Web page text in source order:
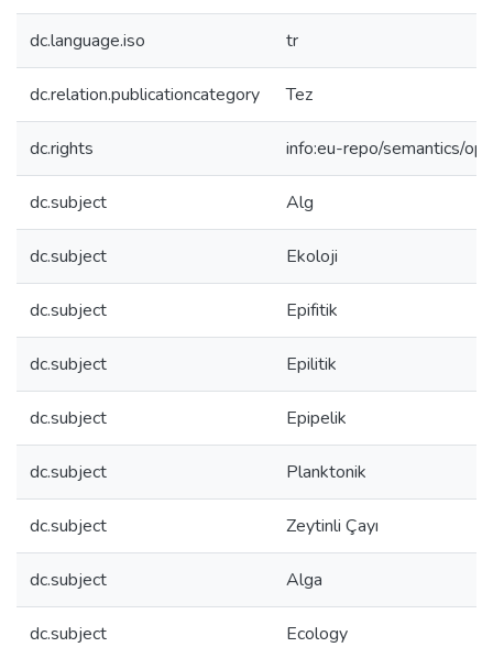
dc.language.iso tr
dc.relation.publicationcategory Tez
dc.rights info:eu-repo/semantics/
dc.subject Alg
dc.subject Ekoloji
dc.subject Epifitik
dc.subject Epilitik
dc.subject Epipelik
dc.subject Planktonik
dc.subject Zeytinli Çayı
dc.subject Alga
dc.subject Ecology